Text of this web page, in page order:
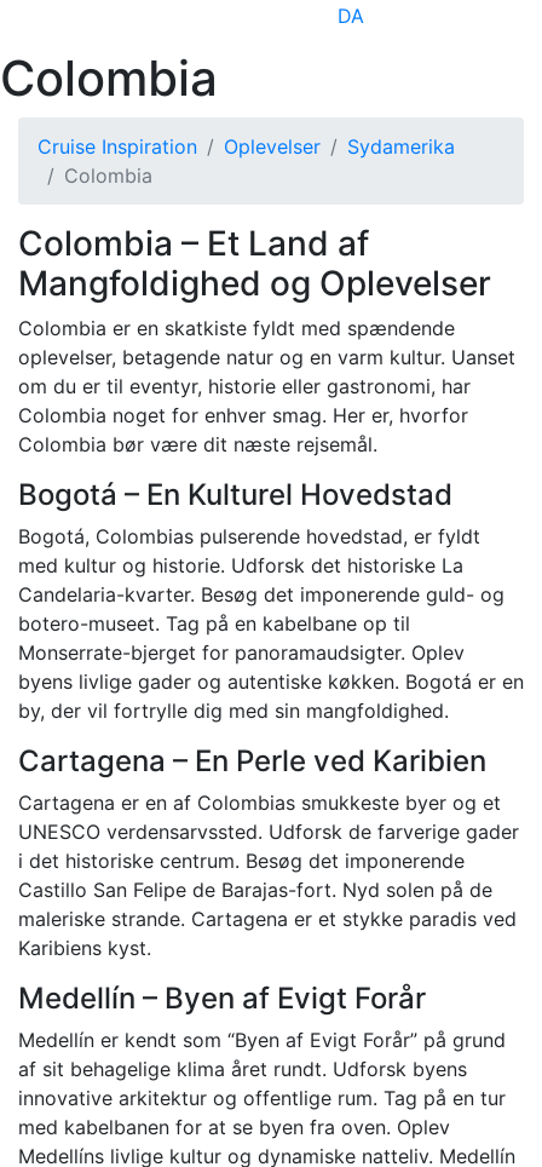
DA
Colombia
Cruise Inspiration Oplevelser
Sydamerika
Colombia
Colombia – Et Land af
Mangfoldighed og Oplevelser
Colombia er en skatkiste fyldt med spændende
oplevelser, betagende natur og en varm kultur. Uanset
om du er til eventyr, historie eller gastronomi, har
Colombia noget for enhver smag. Her er, hvorfor
Colombia bør være dit næste rejsemål.
Bogotá – En Kulturel Hovedstad
Bogotá, Colombias pulserende hovedstad, er fyldt
med kultur og historie. Udforsk det historiske La
Candelaria-kvarter. Besøg det imponerende guld- og
botero-museet. Tag på en kabelbane op til
Monserrate-bjerget for panoramaudsigter. Oplev
byens livlige gader og autentiske køkken. Bogotá er en
by, der vil fortrylle dig med sin mangfoldighed.
Cartagena – En Perle ved Karibien
Cartagena er en af Colombias smukkeste byer og et
UNESCO verdensarvssted. Udforsk de farverige gader
i det historiske centrum. Besøg det imponerende
Castillo San Felipe de Barajas-fort. Nyd solen på de
maleriske strande. Cartagena er et stykke paradis ved
Karibiens kyst.
Medellín – Byen af Evigt Forår
Medellín er kendt som “Byen af Evigt Forår” på grund
af sit behagelige klima året rundt. Udforsk byens
innovative arkitektur og offentlige rum. Tag på en tur
med kabelbanen for at se byen fra oven. Oplev
Medellíns livlige kultur og dynamiske natteliv. Medellín